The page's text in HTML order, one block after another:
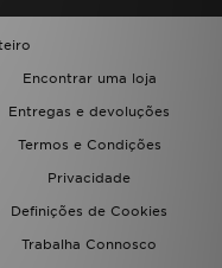
Encontrar uma loja
Entregas e devoluções
Termos e Condições
Privacidade
Definições de Cookies
Trabalha Connosco